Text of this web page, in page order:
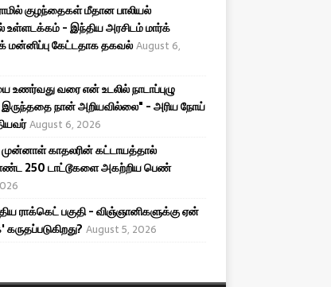
குழந்தைகள் மீதான பாலியல்
உள்ளடக்கம் - இந்திய அரசிடம் மார்க்
மன்னிப்பு கேட்டதாக தகவல் August 6,
உணர்வது வரை என் உடலில் நாடாப்புழு
நான் அறியவில்லை" - அரிய நோய்
August 6, 2026
காதலரின் கட்டாயத்தால்
250 டாட்டூகளை அகற்றிய பெண்
ராக்கெட் பகுதி - விஞ்ஞானிகளுக்கு ஏன்
கருதப்படுகிறது? August 5, 2026